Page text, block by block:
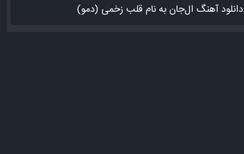
دانلود آهنگ ال‌جان به نام قلب زخمی (دمو)